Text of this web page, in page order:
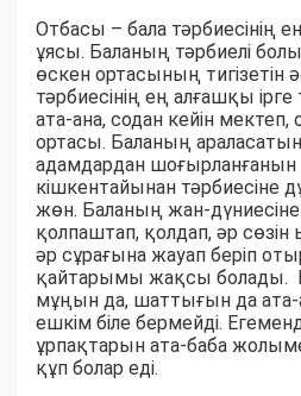
Отбасы – бала тәрбиесінің
ұясы. Баланың тәрбиелі
өскен ортасының тигізетін
тәрбиесінің ең алғашқы
ата-ана, содан кейін мектеп,
ортасы. Баланың
адамдардан шоғырланғанын
кішкентайынан тәрбиесіне
жөн. Баланың жан-дүниесіне
қолпаштап, қолдап, әр
әр сұрағына жауап беріп
қайтарымы жақсы болады.
мұңын да, шаттығын да
ешкім біле бермейді.
ұрпақтарын ата-баба
құп болар еді.